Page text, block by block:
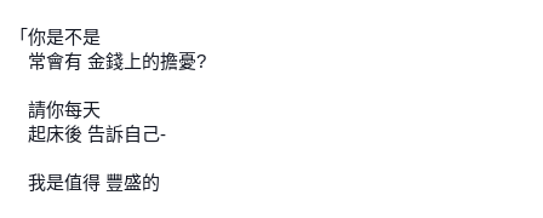
「你是不是
常會有 金錢上的擔憂?
請你每天
起床後 告訴自己-
我是值得 豐盛的